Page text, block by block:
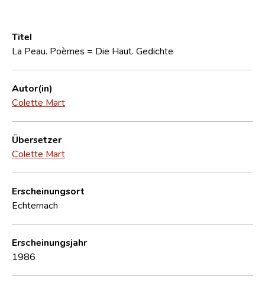
Häufige Fragen und Antworten
CNL
Forschungsgruppe
Kontakt
Titel
La Peau. Poèmes = Die Haut. Gedichte
Autor(in)
Colette Mart
Übersetzer
Colette Mart
Erscheinungsort
Echternach
Erscheinungsjahr
1986